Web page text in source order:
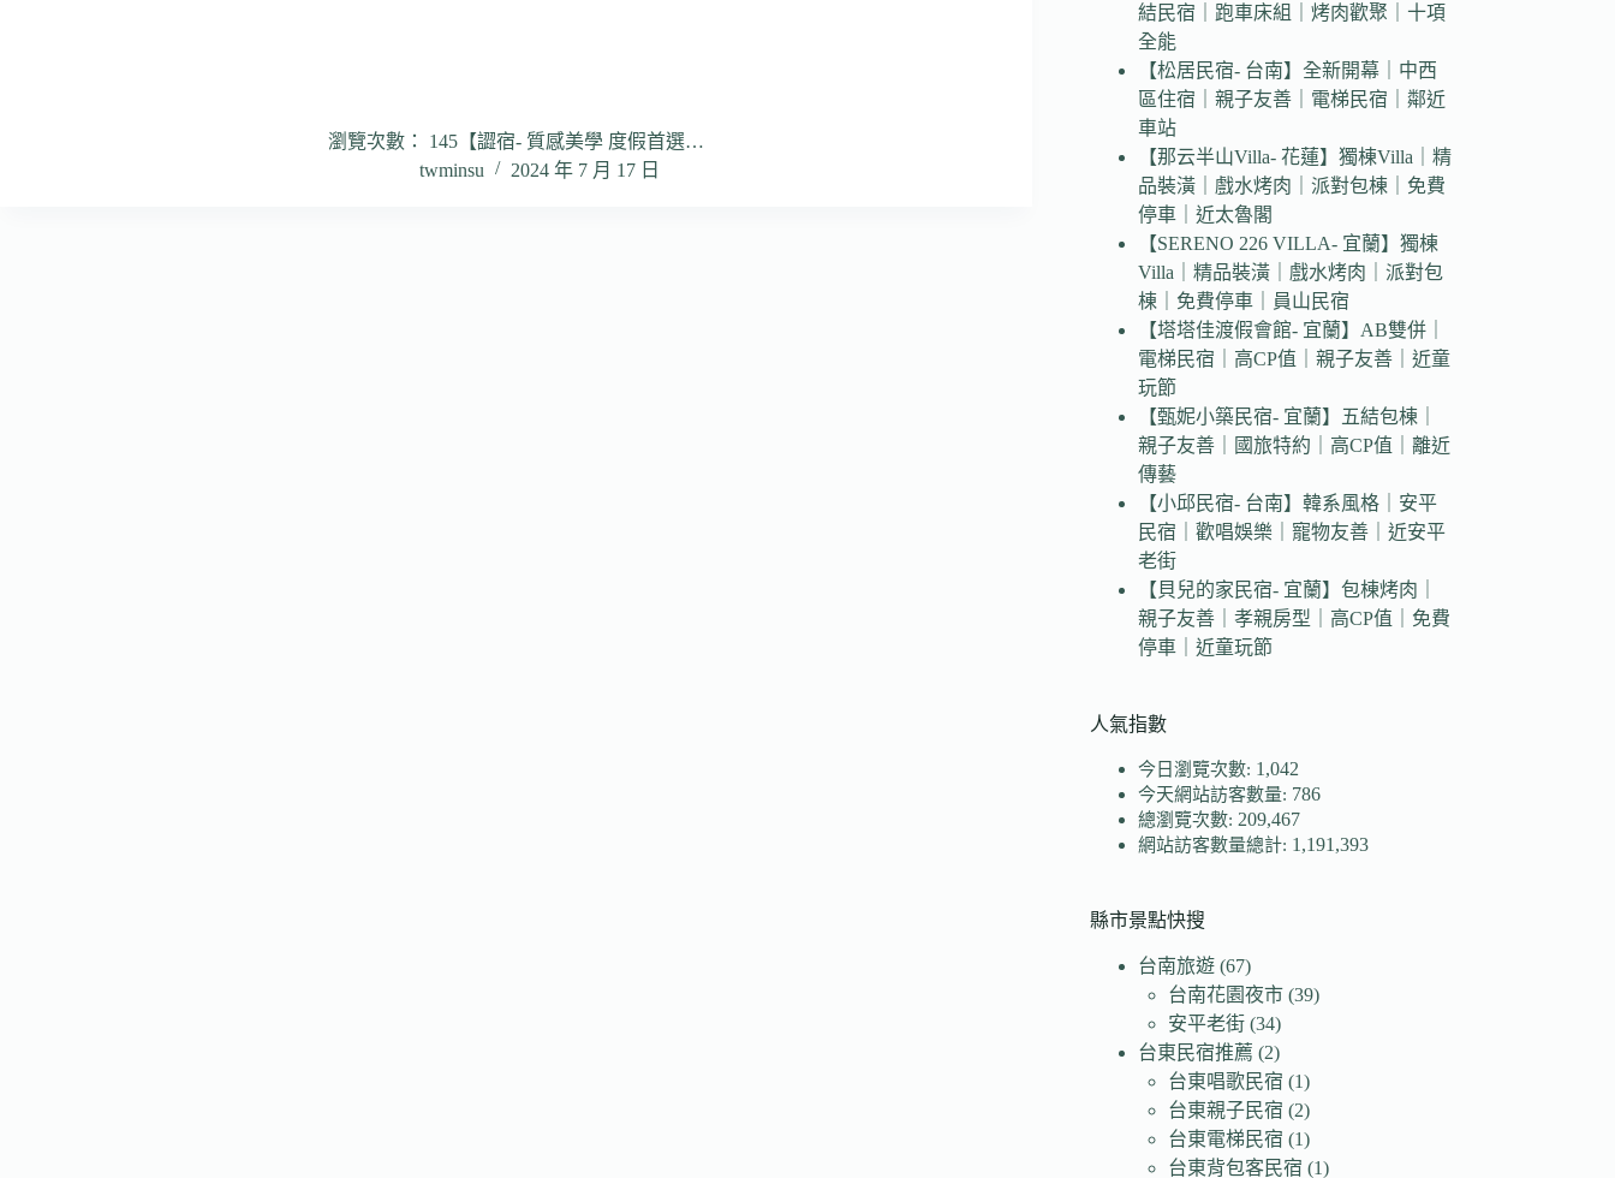
瀏覽次數： 145【譅宿- 質感美學 度假首選…
twminsu
2024 年 7 月 17 日
結民宿｜跑車床組｜烤肉歡聚｜十項
全能
【松居民宿- 台南】全新開幕｜中西
區住宿｜親子友善｜電梯民宿｜鄰近
車站
【那云半山Villa- 花蓮】獨棟Villa｜精
品裝潢｜戲水烤肉｜派對包棟｜免費
停車｜近太魯閣
【SERENO 226 VILLA- 宜蘭】獨棟
Villa｜精品裝潢｜戲水烤肉｜派對包
棟｜免費停車｜員山民宿
【塔塔佳渡假會館- 宜蘭】AB雙併｜
電梯民宿｜高CP值｜親子友善｜近童
玩節
【甄妮小築民宿- 宜蘭】五結包棟｜
親子友善｜國旅特約｜高CP值｜離近
傳藝
【小邱民宿- 台南】韓系風格｜安平
民宿｜歡唱娛樂｜寵物友善｜近安平
老街
【貝兒的家民宿- 宜蘭】包棟烤肉｜
親子友善｜孝親房型｜高CP值｜免費
停車｜近童玩節
人氣指數
今日瀏覽次數: 1,042
今天網站訪客數量: 786
總瀏覽次數: 209,467
網站訪客數量總計: 1,191,393
縣市景點快搜
台南旅遊 (67)
台南花園夜市 (39)
安平老街 (34)
台東民宿推薦 (2)
台東唱歌民宿 (1)
台東親子民宿 (2)
台東電梯民宿 (1)
台東背包客民宿 (1)